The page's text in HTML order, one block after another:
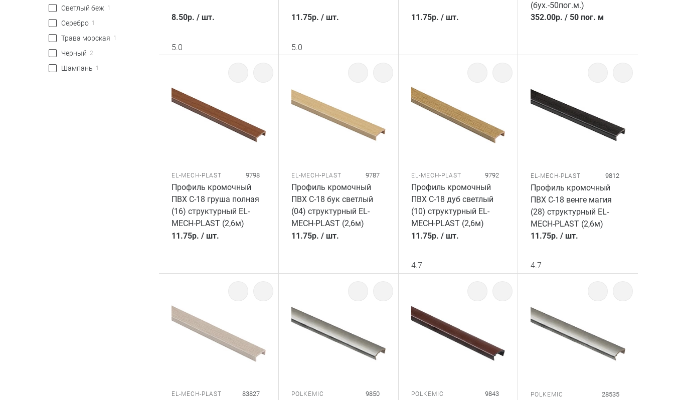
Светлый беж 1
Серебро 1
Трава морская 1
Черный 2
Шампань 1
8.50р. / шт.
5.0
11.75р. / шт.
5.0
11.75р. / шт.
(бух.-50пог.м.)
352.00р. / 50 пог. м
EL-MECH-PLAST 9798
Профиль кромочный
ПВХ C-18 груша полная
(16) структурный EL-
MECH-PLAST (2,6м)
11.75р. / шт.
EL-MECH-PLAST 9787
Профиль кромочный
ПВХ C-18 бук светлый
(04) структурный EL-
MECH-PLAST (2,6м)
11.75р. / шт.
EL-MECH-PLAST 9792
Профиль кромочный
ПВХ C-18 дуб светлый
(10) структурный EL-
MECH-PLAST (2,6м)
11.75р. / шт.
4.7
EL-MECH-PLAST 9812
Профиль кромочный
ПВХ C-18 венге магия
(28) структурный EL-
MECH-PLAST (2,6м)
11.75р. /шт.
4.7
EL-MECH-PLAST 83827 POLKEMIC 9850 POLKEMIC 9843 POLKEMIC 28535